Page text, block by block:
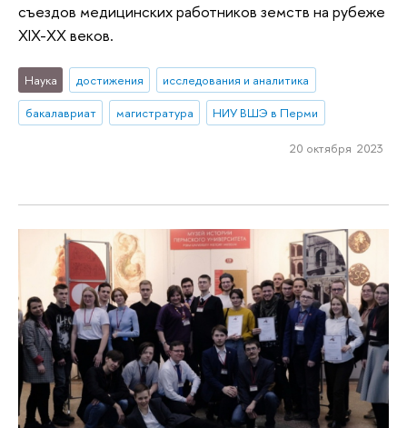
съездов медицинских работников земств на рубеже
XIX-XX веков.
Наука достижения
исследования и аналитика
бакалавриат
магистратура НИУ ВШЭ в Перми
20 октября 2023